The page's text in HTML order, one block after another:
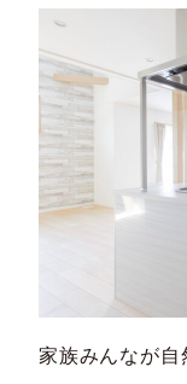
家族みんなが自